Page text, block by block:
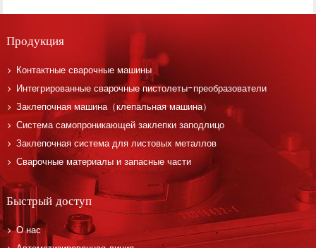
Продукция
Контактные сварочные машины
Интегрированные сварочные пистолеты-преобразователи
Заклепочная машина（клепальная машина）
Система самопроникающей заклепки заподлицо
Заклепочная система для листовых металлов
Сварочные материалы и запасные части
Быстрый доступ
О нас